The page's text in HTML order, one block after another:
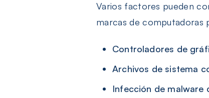
Varios factores pueden
marcas de computadoras
Controladores de
Archivos de sistema
Infección de malware